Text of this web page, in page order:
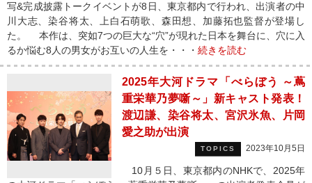
写&完成披露トークイベントが8日、東京都内で行われ、出演者の中
川大志、染谷将太、上白石萌歌、森田想、加藤拓也監督が登場し
た。 本作は、突如7つの巨大な“穴”が現れた日本を舞台に、穴に入
るか悩む8人の男女がお互いの人生を・・・ 続きを読む
2025年大河ドラマ「べらぼう ～蔦
重栄華乃夢噺～」新キャスト発表！
渡辺謙、染谷将太、宮沢氷魚、片岡
愛之助が出演
TOPICS 2023年10月5日
10月５日、東京都内のNHKで、2025年